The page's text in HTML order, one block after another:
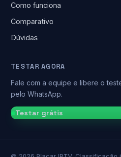
Como funciona
Comparativo
Dúvidas
TESTAR AGORA
Fale com a equipe e libere o
pelo WhatsApp.
Testar grátis